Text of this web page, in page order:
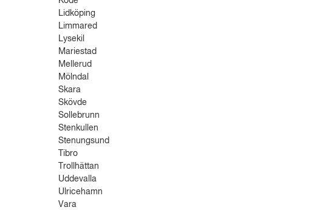
Lidköping
Limmared
Lysekil
Mariestad
Mellerud
Mölndal
Skara
Skövde
Sollebrunn
Stenkullen
Stenungsund
Tibro
Trollhättan
Uddevalla
Ulricehamn
Vara